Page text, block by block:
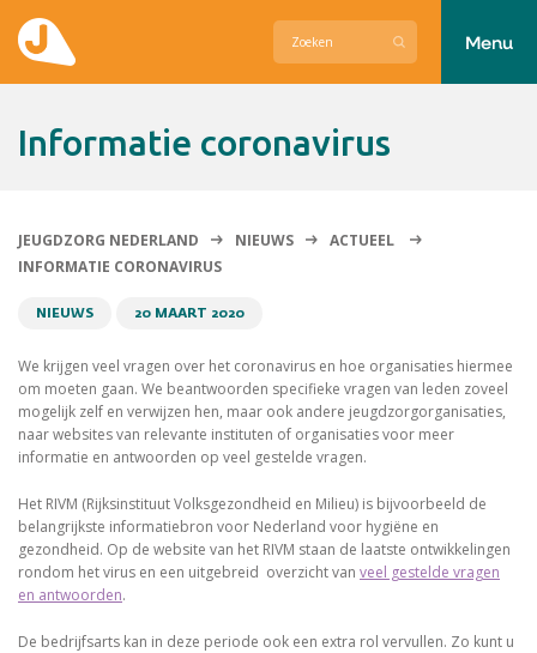
Menu
Informatie coronavirus
JEUGDZORG NEDERLAND NIEUWS
ACTUEEL
INFORMATIE CORONAVIRUS
NIEUWS 20 MAART 2020
We krijgen veel vragen over het coronavirus en hoe organisaties hiermee
om moeten gaan. We beantwoorden specifieke vragen van leden zoveel
mogelijk zelf en verwijzen hen, maar ook andere jeugdzorgorganisaties,
naar websites van relevante instituten of organisaties voor meer
informatie en antwoorden op veel gestelde vragen.
Het RIVM (Rijksinstituut Volksgezondheid en Milieu) is bijvoorbeeld de
belangrijkste informatiebron voor Nederland voor hygiëne en
gezondheid. Op de website van het RIVM staan de laatste ontwikkelingen
rondom het virus en een uitgebreid overzicht van veel gestelde vragen
en antwoorden.
De bedrijfsarts kan in deze periode ook een extra rol vervullen. Zo kunt u